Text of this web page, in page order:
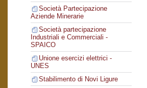
Società Partecipazione
Aziende Minerarie
Società partecipazione
Industriali e Commerciali -
SPAICO
Unione esercizi elettrici -
UNES
Stabilimento di Novi Ligure